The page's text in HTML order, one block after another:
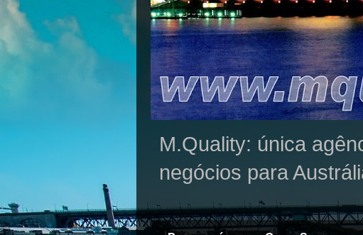
M.Quality: única
negócios para